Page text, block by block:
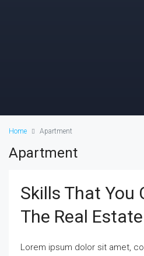
Home Apartment
Apartment
Skills That You
The Real
Lorem ipsum dolor sit amet,